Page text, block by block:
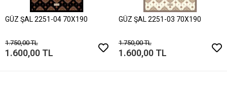
GÜZ ŞAL 2251-04 70X190
1.750,00 TL
1.600,00 TL
GÜZ ŞAL 2251-03 70X190
1.750,00 TL
1.600,00 TL